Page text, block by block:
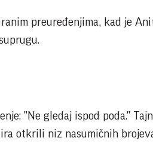
preuređenjima, kad je
"Ne gledaj ispod poda."
otkrili niz nasumičnih